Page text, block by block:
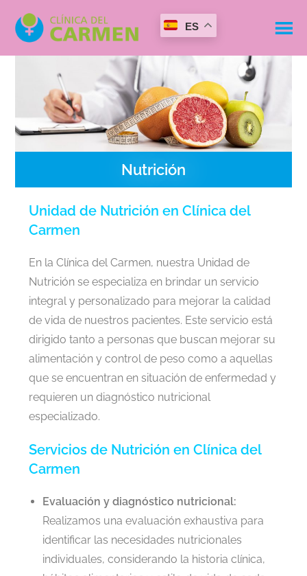
ES
Nutrición
Unidad de Nutrición en Clínica del
Carmen
En la Clínica del Carmen, nuestra Unidad de
Nutrición se especializa en brindar un servicio
integral y personalizado para mejorar la calidad
de vida de nuestros pacientes. Este servicio está
dirigido tanto a personas que buscan mejorar su
alimentación y control de peso como a aquellas
que se encuentran en situación de enfermedad y
requieren un diagnóstico nutricional
especializado.
Servicios de Nutrición en Clínica del
Carmen
Evaluación y diagnóstico nutricional:
Realizamos una evaluación exhaustiva para
identificar las necesidades nutricionales
individuales, considerando la historia clínica,